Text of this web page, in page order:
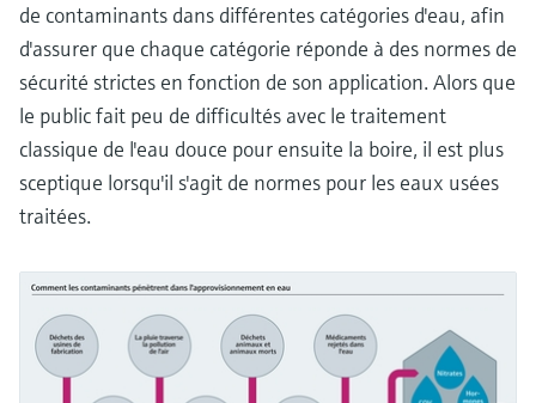
de contaminants dans différentes catégories d'eau, afin
d'assurer que chaque catégorie réponde à des normes de
sécurité strictes en fonction de son application. Alors que
le public fait peu de difficultés avec le traitement
classique de l'eau douce pour ensuite la boire, il est plus
sceptique lorsqu'il s'agit de normes pour les eaux usées
traitées.